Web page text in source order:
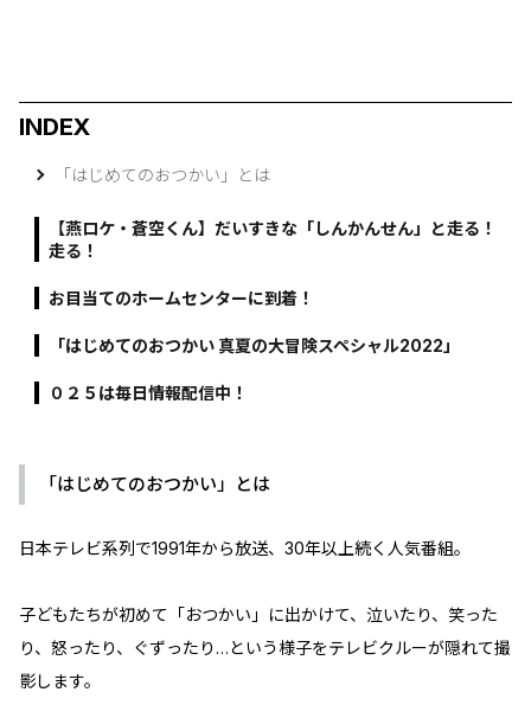
INDEX
「はじめてのおつかい」とは
【燕ロケ・蒼空くん】だいすきな「しんかんせん」と走る！
走る！
お目当てのホームセンターに到着！
「はじめてのおつかい 真夏の大冒険スペシャル2022」
０２５は毎日情報配信中！
「はじめてのおつかい」とは
日本テレビ系列で1991年から放送、30年以上続く人気番組。
子どもたちが初めて「おつかい」に出かけて、泣いたり、笑った
り、怒ったり、ぐずったり…という様子をテレビクルーが隠れて撮
影します。